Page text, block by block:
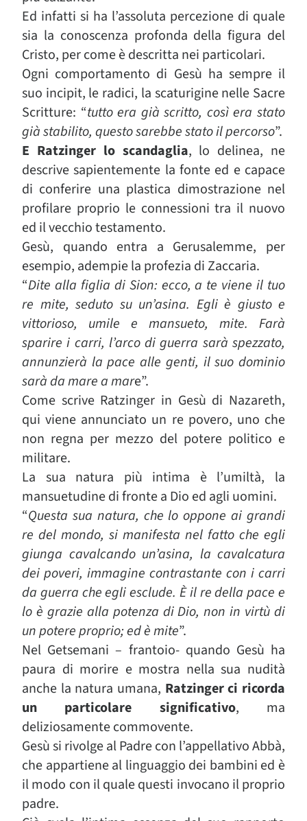
Ed infatti si ha l’assoluta percezione di quale
sia la conoscenza profonda della figura del
Cristo, per come è descritta nei particolari.
Ogni comportamento di Gesù ha sempre il
suo incipit, le radici, la scaturigine nelle Sacre
Scritture: “tutto era già scritto, così era stato
già stabilito, questo sarebbe stato il percorso”.
E Ratzinger lo scandaglia, lo delinea, ne
descrive sapientemente la fonte ed e capace
di conferire una plastica dimostrazione nel
profilare proprio le connessioni tra il nuovo
ed il vecchio testamento.
Gesù, quando entra a Gerusalemme, per
esempio, adempie la profezia di Zaccaria.
“Dite alla figlia di Sion: ecco, a te viene il tuo
re mite, seduto su un’asina. Egli è giusto e
vittorioso, umile e mansueto, mite. Farà
sparire i carri, l’arco di guerra sarà spezzato,
annunzierà la pace alle genti, il suo dominio
sarà da mare a mare”.
Come scrive Ratzinger in Gesù di Nazareth,
qui viene annunciato un re povero, uno che
non regna per mezzo del potere politico e
militare.
La sua natura più intima è l’umiltà, la
mansuetudine di fronte a Dio ed agli uomini.
“Questa sua natura, che lo oppone ai grandi
re del mondo, si manifesta nel fatto che egli
giunga cavalcando un’asina, la cavalcatura
dei poveri, immagine contrastante con i carri
da guerra che egli esclude. È il re della pace e
lo è grazie alla potenza di Dio, non in virtù di
un potere proprio; ed è mite”.
Nel Getsemani – frantoio- quando Gesù ha
paura di morire e mostra nella sua nudità
anche la natura umana, Ratzinger ci ricorda
un particolare significativo, ma
deliziosamente commovente.
Gesù si rivolge al Padre con l’appellativo Abbà,
che appartiene al linguaggio dei bambini ed è
il modo con il quale questi invocano il proprio
padre.